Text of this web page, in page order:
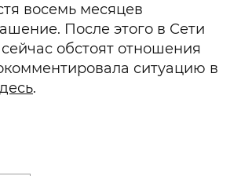
восемь месяцев
После этого в Сети
обстоят отношения
ситуацию в
.